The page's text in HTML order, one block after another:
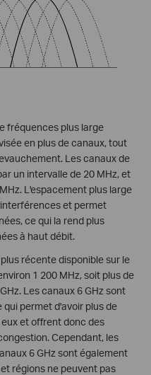
fréquences plus large
en plus de canaux, tout
Les canaux de
un intervalle de 20 MHz, et
L'espacement plus large
et permet
ce qui la rend plus
à haut débit.
récente disponible sur le
1 200 MHz, soit plus de
Les canaux 6 GHz sont
permet d'avoir plus de
et offrent donc des
Cependant, les
6 GHz sont également
régions ne peuvent pas